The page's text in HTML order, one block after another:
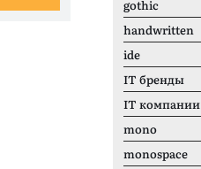
gothic
handwritten
ide
IT бренды
IT компании
mono
monospace